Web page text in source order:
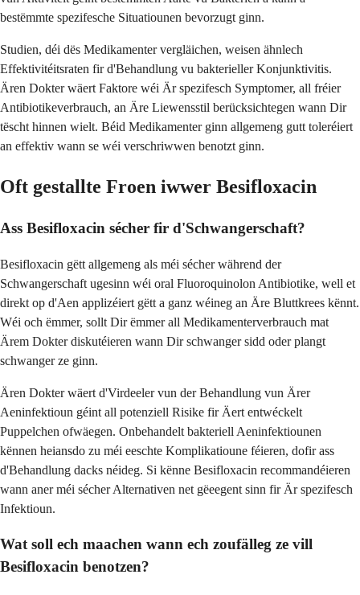
bestëmmte spezifesche Situatiounen bevorzugt ginn.
Studien, déi dës Medikamenter vergläichen, weisen ähnlech
Effektivitéitsraten fir d'Behandlung vu bakterieller Konjunktivitis.
Ären Dokter wäert Faktore wéi Är spezifesch Symptomer, all fréier
Antibiotikeverbrauch, an Äre Liewensstil berücksichtegen wann Dir
tëscht hinnen wielt. Béid Medikamenter ginn allgemeng gutt toleréiert
an effektiv wann se wéi verschriwwen benotzt ginn.
Oft gestallte Froen iwwer Besifloxacin
Ass Besifloxacin sécher fir d'Schwangerschaft?
Besifloxacin gëtt allgemeng als méi sécher während der
Schwangerschaft ugesinn wéi oral Fluoroquinolon Antibiotike, well et
direkt op d'Aen applizéiert gëtt a ganz wéineg an Äre Bluttkrees kënnt.
Wéi och ëmmer, sollt Dir ëmmer all Medikamenterverbrauch mat
Ärem Dokter diskutéieren wann Dir schwanger sidd oder plangt
schwanger ze ginn.
Ären Dokter wäert d'Virdeeler vun der Behandlung vun Ärer
Aeninfektioun géint all potenziell Risike fir Äert entwéckelt
Puppelchen ofwäegen. Onbehandelt bakteriell Aeninfektiounen
kënnen heiansdo zu méi eeschte Komplikatioune féieren, dofir ass
d'Behandlung dacks néideg. Si kënne Besifloxacin recommandéieren
wann aner méi sécher Alternativen net gëeegent sinn fir Är spezifesch
Infektioun.
Wat soll ech maachen wann ech zoufälleg ze vill
Besifloxacin benotzen?